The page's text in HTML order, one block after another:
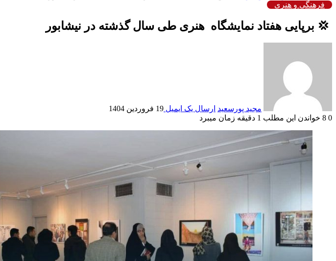
فرهنگی و هنری
‍ 💢 برپایی هفتاد نمایشگاه هنری طی سال گذشته در نیشابور
مجید پورسعید ارسال یک ایمیل 19 فروردین 1404
0
خواندن این مطلب 1 دقیقه زمان میبرد